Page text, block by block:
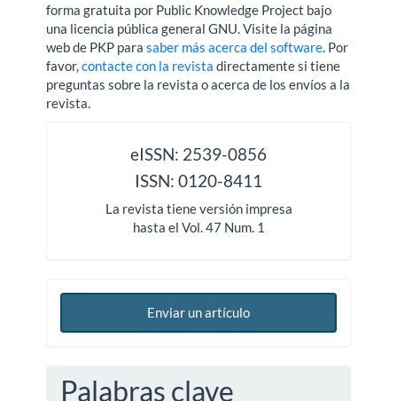
forma gratuita por Public Knowledge Project bajo
una licencia pública general GNU. Visite la página
web de PKP parasaber más acerca del software . Por
favor,contacte con la revista directamente si tiene
preguntas sobre la revista o acerca de los envíos a la
revista.
eISSN: 2539-0856
ISSN: 0120-8411
La revista tiene versión impresa
hasta el Vol. 47 Num. 1
Enviar un artículo
Palabras clave